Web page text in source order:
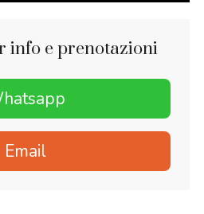
info e prenotazioni
Email